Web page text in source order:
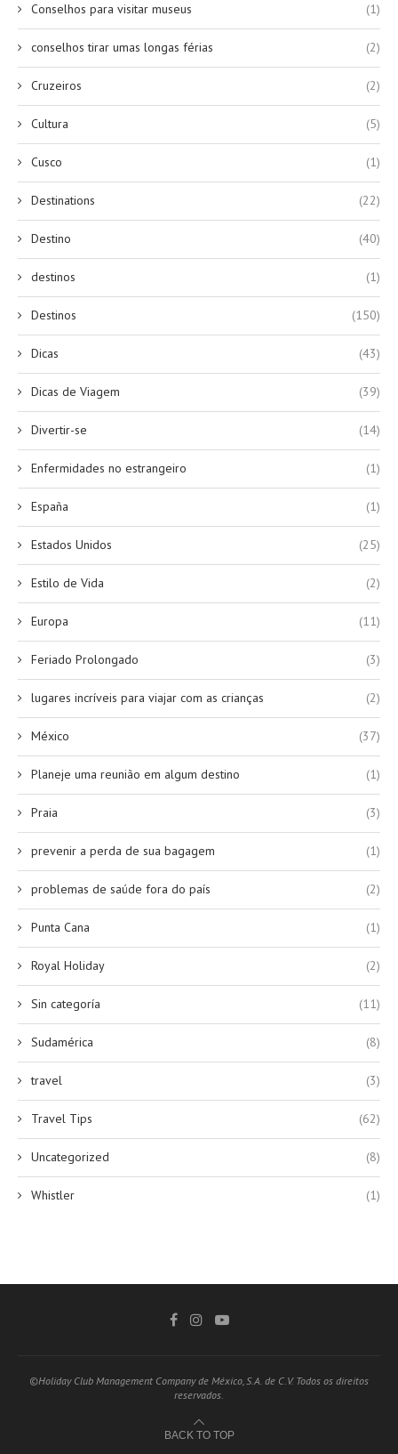
Conselhos para visitar museus (1)
conselhos tirar umas longas férias (2)
Cruzeiros (2)
Cultura (5)
Cusco (1)
Destinations (22)
Destino (40)
destinos (1)
Destinos (150)
Dicas (43)
Dicas de Viagem (39)
Divertir-se (14)
Enfermidades no estrangeiro (1)
España (1)
Estados Unidos (25)
Estilo de Vida (2)
Europa (11)
Feriado Prolongado (3)
lugares incríveis para viajar com as crianças (2)
México (37)
Planeje uma reunião em algum destino (1)
Praia (3)
prevenir a perda de sua bagagem (1)
problemas de saúde fora do país (2)
Punta Cana (1)
Royal Holiday (2)
Sin categoría (11)
Sudamérica (8)
travel (3)
Travel Tips (62)
Uncategorized (8)
Whistler (1)
©Holiday Club Management Company de México, S.A. de C.V. Todos os direitos
reservados.
BACK TO TOP